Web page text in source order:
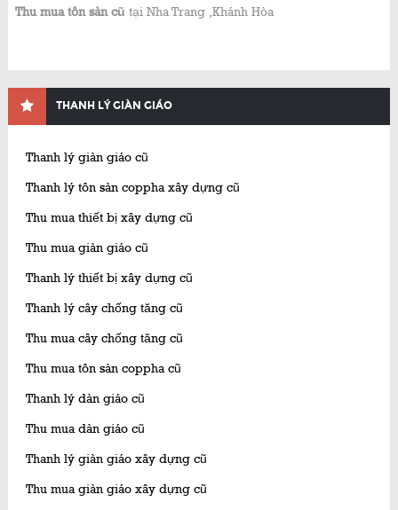
Thu mua tôn sàn cũ tại Nha Trang ,Khánh Hòa
THANH LÝ GIÀN GIÁO
Thanh lý giàn giáo cũ
Thanh lý tôn sàn coppha xây dựng cũ
Thu mua thiết bị xây dựng cũ
Thu mua giàn giáo cũ
Thanh lý thiết bị xây dựng cũ
Thanh lý cây chống tăng cũ
Thu mua cây chống tăng cũ
Thu mua tôn sàn coppha cũ
Thanh lý dàn giáo cũ
Thu mua dàn giáo cũ
Thanh lý giàn giáo xây dựng cũ
Thu mua giàn giáo xây dựng cũ